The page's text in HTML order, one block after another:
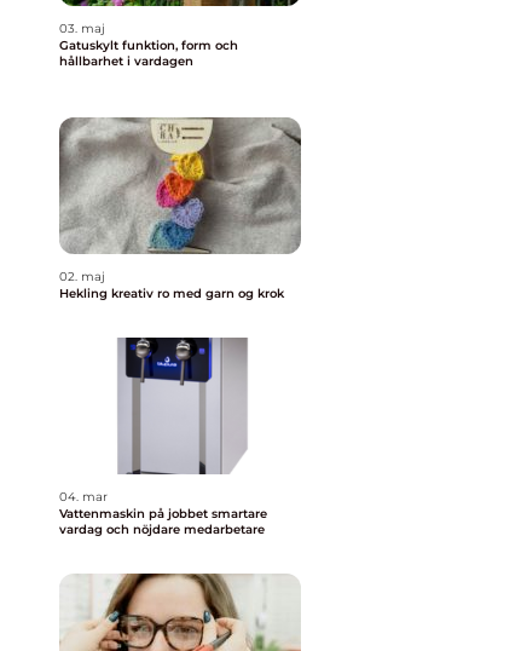
03. maj
Gatuskylt funktion, form och
hållbarhet i vardagen
02. maj
Hekling kreativ ro med garn og krok
04. mar
Vattenmaskin på jobbet smartare
vardag och nöjdare medarbetare